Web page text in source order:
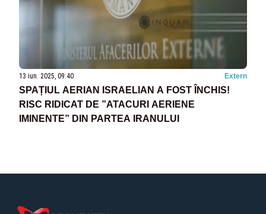
13 iun. 2025, 09:40 Extern
SPAȚIUL AERIAN ISRAELIAN A FOST ÎNCHIS!
RISC RIDICAT DE ”ATACURI AERIENE
IMINENTE” DIN PARTEA IRANULUI